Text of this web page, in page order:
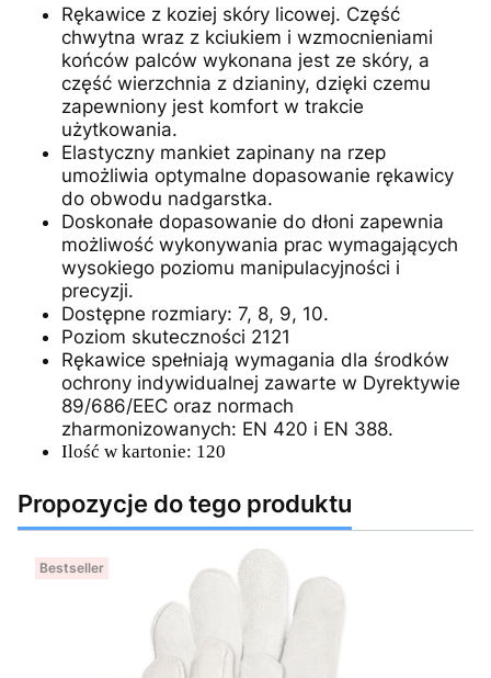
Rękawice z koziej skóry licowej. Część
chwytna wraz z kciukiem i wzmocnieniami
końców palców wykonana jest ze skóry, a
część wierzchnia z dzianiny, dzięki czemu
zapewniony jest komfort w trakcie
użytkowania.
Elastyczny mankiet zapinany na rzep
umożliwia optymalne dopasowanie rękawicy
do obwodu nadgarstka.
Doskonałe dopasowanie do dłoni zapewnia
możliwość wykonywania prac wymagających
wysokiego poziomu manipulacyjności i
precyzji.
Dostępne rozmiary: 7, 8, 9, 10.
Poziom skuteczności 2121
Rękawice spełniają wymagania dla środków
ochrony indywidualnej zawarte w Dyrektywie
89/686/EEC oraz normach
zharmonizowanych: EN 420 i EN 388.
Ilość w kartonie: 120
Propozycje do tego produktu
Bestseller